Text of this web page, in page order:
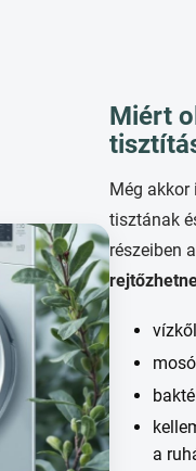
Miért
Még akkor
tisztának
részeiben
a